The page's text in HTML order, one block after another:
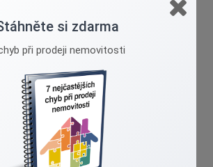
tricler@reality-tricler.cz
608 076 778
si zdarma
při prodeji nemovitosti